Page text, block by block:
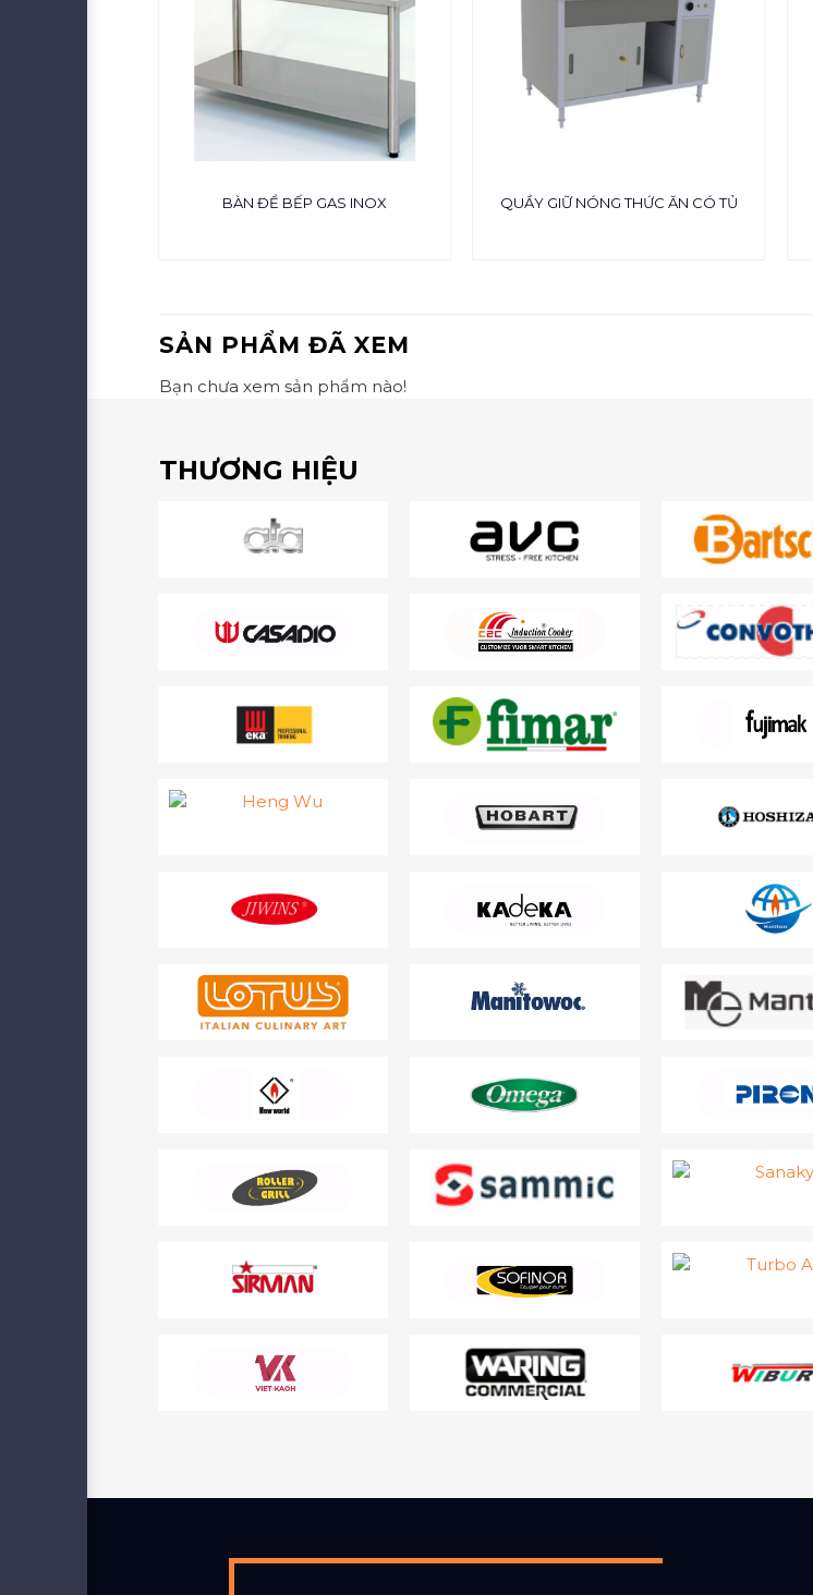
BÀN ĐỂ BẾP GAS INOX QUẦY GIỮ NÓNG THỨC ĂN CÓ TỦ
SẢN PHẨM ĐÃ XEM
Bạn chưa xem sản phẩm nào!
THƯƠNG HIỆU